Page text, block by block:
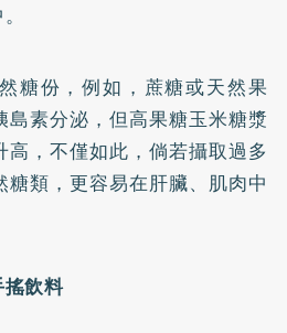
糖份，例如，蔗糖或天然果
島素分泌，但高果糖玉米糖漿
，不僅如此，倘若攝取過多
糖類，更容易在肝臟、肌肉中
飲料